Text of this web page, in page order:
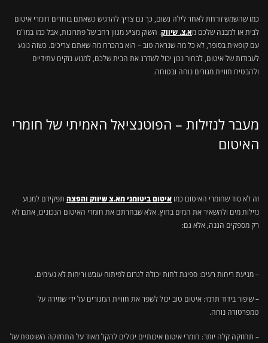
כמו שהשמש זורחת לאחר לילה גשום, כך גם צריך להרגיש כשאתם בוחרים חומרי איטום
לבית או למבנה שלכם מא.צ. שיווק. השוק מציע מגוון רחב של פתרונות, אבל כמו במו"מ
עם קופאית בסופר, לא כל מה שנראה טוב – הוא בהכרח מה שאתם צריכים. כשזה נוגע
לעבודות של איטום, לבחור נכון יכול לשדרג את הבית שלכם, למנוע נזקים עתידיים
ולהבטיח חוויית מגורים נוחה ובטוחה.
מעבר לנזילות – הפוטנציאל האמיתי של חומרי
האיטום
זה לא סוד שחומרי האיטום כמו איטום ביטומני מא.צ שיווק והפצה תפקידם למנוע
נזילות מים ולהשאיר את המים בחוץ. אלא שבחרתם את חומרי האיטום הנכונים, אתם לא
רק מספקים הגנה, אלא גם:
– מניעת ריחות רעים: ספיגת לחות יכולה לגרום לפיתוח עובש וריחות לא נעימים.
– שיפור בידוד תרמי: איטום טוב יכול לשפר את חוויית המגורים על ידי שמירה על
טמפרטורה נוחה.
– תחזוקה קלה יותר: חומרי איטום איכותיים יכולים להקל מאוד על התחזוקה השוטפת של